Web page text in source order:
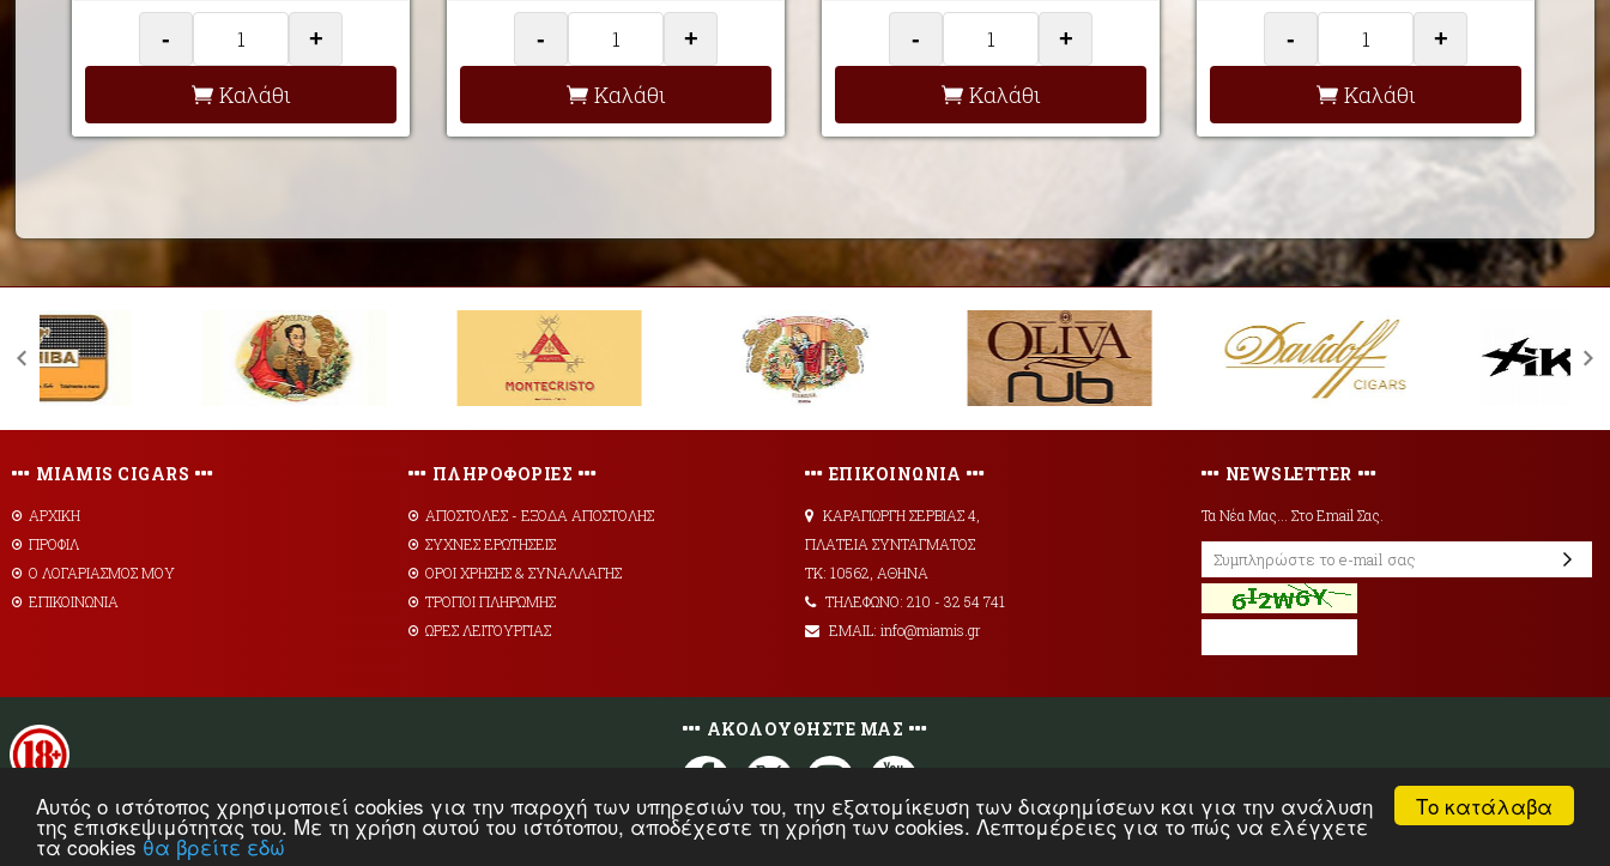
Το κατάλαβα
Αυτός ο ιστότοπος χρησιμοποιεί cookies για την παροχή των υπηρεσιών του, την εξατομίκευση των διαφημίσεων και για την ανάλυση
της επισκεψιμότητας του. Με τη χρήση αυτού του ιστότοπου, αποδέχεστε τη χρήση των cookies. Λεπτομέρειες για το πώς να ελέγχετε
τα cookiesθα βρείτε εδώ
- +
Καλάθι
- +
Καλάθι
- +
Καλάθι
- +
Καλάθι
MIAMIS CIGARS
ΑΡΧΙΚΗ
ΠΡΟΦΙΛ
Ο ΛΟΓΑΡΙΑΣΜΟΣ ΜΟΥ
ΕΠΙΚΟΙΝΩΝΙΑ
ΠΛΗΡΟΦΟΡΙΕΣ
AΠΟΣΤΟΛΕΣ - ΕΞΟΔΑ ΑΠΟΣΤΟΛΗΣ
ΣΥΧΝΕΣ ΕΡΩΤΗΣΕΙΣ
ΟΡΟΙ ΧΡΗΣΗΣ & ΣΥΝΑΛΛΑΓΗΣ
ΤΡΟΠΟΙ ΠΛΗΡΩΜΗΣ
ΩΡΕΣ ΛΕΙΤΟΥΡΓΙΑΣ
ΕΠΙΚΟΙΝΩΝΙΑ
ΚΑΡΑΓΙΩΡΓΗ ΣΕΡΒΙΑΣ 4,
ΠΛΑΤΕΙΑ ΣΥΝΤΑΓΜΑΤΟΣ
ΤΚ: 10562, ΑΘΗΝΑ
ΤΗΛΕΦΩΝΟ: 210 - 32 54 741
EMAIL: info@miamis.gr
NEWSLETTER
Τα Νέα Μας... Στο Email Σας.
ΑΚΟΛΟΥΘΗΣΤΕ ΜΑΣ
© 2026 Miamis.gr - All Rights Reserved |Developed by HellasSites